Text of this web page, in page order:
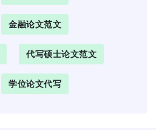
金融论文范文
代写硕士论文范文
学位论文代写